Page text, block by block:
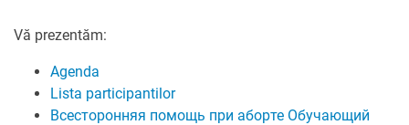
Vă prezentăm:
Agenda
Lista participantilor
Всесторонняя помощь при аборте Обучающий